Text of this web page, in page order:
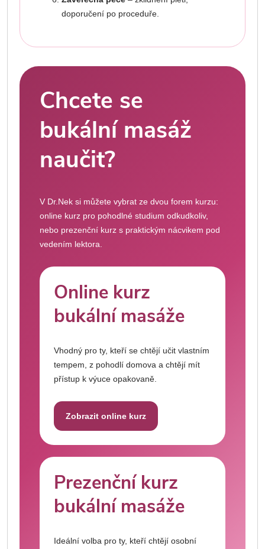
doporučení po proceduře.
Chcete se
bukální masáž
naučit?
V Dr.Nek si můžete vybrat ze dvou forem kurzu:
online kurz pro pohodlné studium odkudkoliv,
nebo prezenční kurz s praktickým nácvikem pod
vedením lektora.
Online kurz
bukální masáže
Vhodný pro ty, kteří se chtějí učit vlastním
tempem, z pohodlí domova a chtějí mít
přístup k výuce opakovaně.
Zobrazit online kurz
Prezenční kurz
bukální masáže
Ideální volba pro ty, kteří chtějí osobní